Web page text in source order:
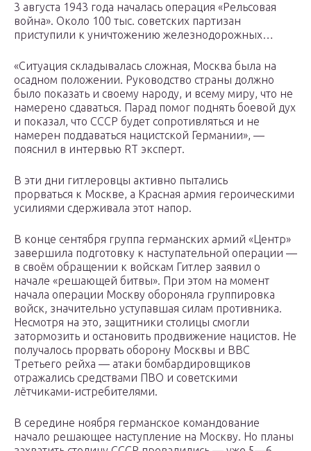
3 августа 1943 года началась операция «Рельсовая
война». Около 100 тыс. советских партизан
приступили к уничтожению железнодорожных…
«Ситуация складывалась сложная, Москва была на
осадном положении. Руководство страны должно
было показать и своему народу, и всему миру, что не
намерено сдаваться. Парад помог поднять боевой дух
и показал, что СССР будет сопротивляться и не
намерен поддаваться нацистской Германии», —
пояснил в интервью RT эксперт.
В эти дни гитлеровцы активно пытались
прорваться к Москве, а Красная армия героическими
усилиями сдерживала этот напор.
В конце сентября группа германских армий «Центр»
завершила подготовку к наступательной операции —
в своём обращении к войскам Гитлер заявил о
начале «решающей битвы». При этом на момент
начала операции Москву обороняла группировка
войск, значительно уступавшая силам противника.
Несмотря на это, защитники столицы смогли
затормозить и остановить продвижение нацистов. Не
получалось прорвать оборону Москвы и ВВС
Третьего рейха — атаки бомбардировщиков
отражались средствами ПВО и советскими
лётчиками-истребителями.
В середине ноября германское командование
начало решающее наступление на Москву. Но планы